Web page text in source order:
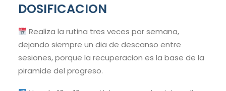
DOSIFICACION
Realiza la rutina tres veces por semana,
dejando siempre un dia de descanso entre
sesiones, porque la recuperacion es la base de la
piramide del progreso.